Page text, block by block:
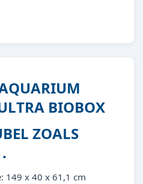
BIOBOX
ZOALS
149 x 40 x 61,1 cm